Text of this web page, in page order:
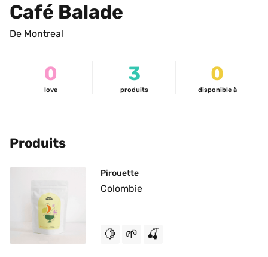
Café Balade
De Montreal
0
love
3
produits
0
disponible à
Produits
Pirouette
Colombie
🍋 🌱 🍒